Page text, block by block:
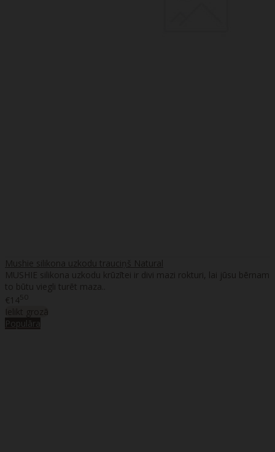
Mushie silikona uzkodu trauciņš Natural
MUSHIE silikona uzkodu krūzītei ir divi mazi rokturi, lai jūsu bērnam
to būtu viegli turēt maza..
€1450
Ielikt grozā
Populāra